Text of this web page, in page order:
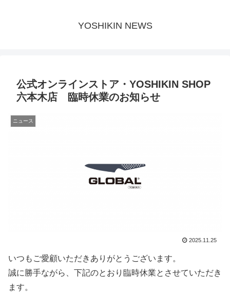
YOSHIKIN NEWS
公式オンラインストア・YOSHIKIN SHOP
六本木店 臨時休業のお知らせ
ニュース
2025.11.25
いつもご愛顧いただきありがとうございます。
誠に勝手ながら、下記のとおり臨時休業とさせていただき
ます。